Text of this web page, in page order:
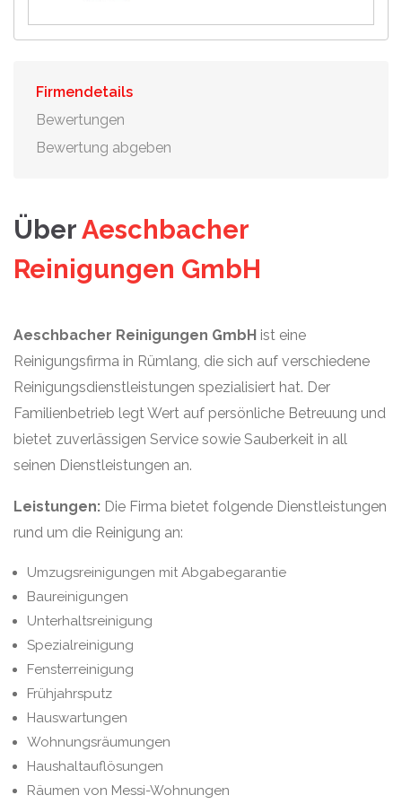
Firmendetails
Bewertungen
Bewertung abgeben
ÜberAeschbacher
Reinigungen GmbH
Aeschbacher Reinigungen GmbH ist eine
Reinigungsfirma in Rümlang, die sich auf verschiedene
Reinigungsdienstleistungen spezialisiert hat. Der
Familienbetrieb legt Wert auf persönliche Betreuung und
bietet zuverlässigen Service sowie Sauberkeit in all
seinen Dienstleistungen an.
Leistungen: Die Firma bietet folgende Dienstleistungen
rund um die Reinigung an:
Umzugsreinigungen mit Abgabegarantie
Baureinigungen
Unterhaltsreinigung
Spezialreinigung
Fensterreinigung
Frühjahrsputz
Hauswartungen
Wohnungsräumungen
Haushaltauflösungen
Räumen von Messi-Wohnungen